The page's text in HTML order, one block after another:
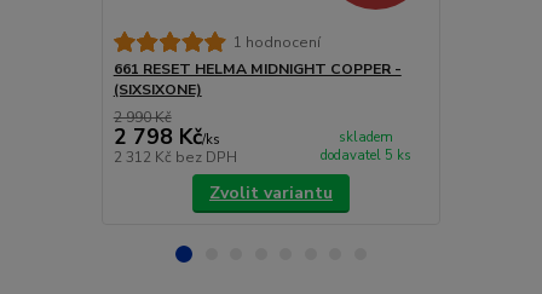
1 hodnocení
661 RESET HELMA MIDNIGHT COPPER -
(SIXSIXONE)
2 990 Kč
2 798 Kč/ks
2 312 Kč bez DPH
skladem
dodavatel 5 ks
Zvolit variantu